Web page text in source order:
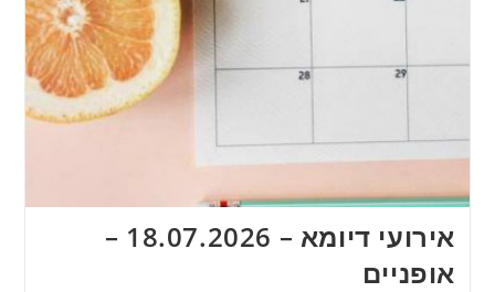
אירועי דיומא – 18.07.2026 –
אופניים